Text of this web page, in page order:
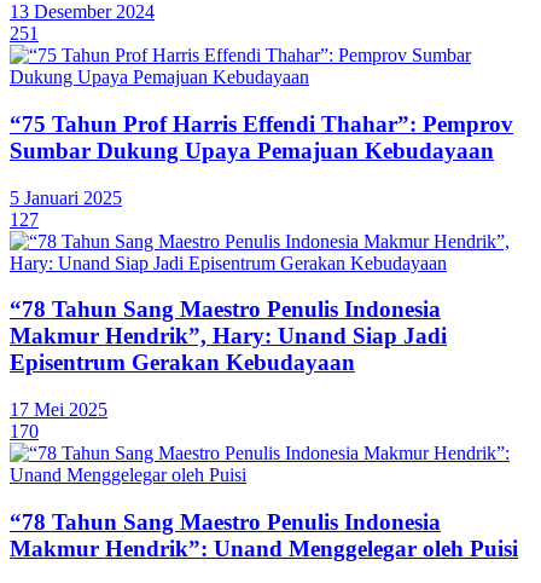
13 Desember 2024
251
“75 Tahun Prof Harris Effendi Thahar”: Pemprov
Sumbar Dukung Upaya Pemajuan Kebudayaan
5 Januari 2025
127
“78 Tahun Sang Maestro Penulis Indonesia
Makmur Hendrik”, Hary: Unand Siap Jadi
Episentrum Gerakan Kebudayaan
17 Mei 2025
170
“78 Tahun Sang Maestro Penulis Indonesia
Makmur Hendrik”: Unand Menggelegar oleh Puisi